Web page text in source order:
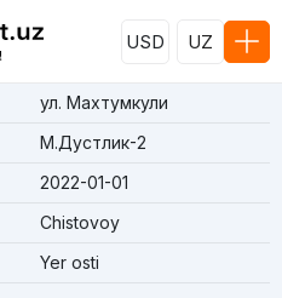
USD UZ
ул. Махтумкули
М.Дустлик-2
2022-01-01
Chistovoy
Yer osti